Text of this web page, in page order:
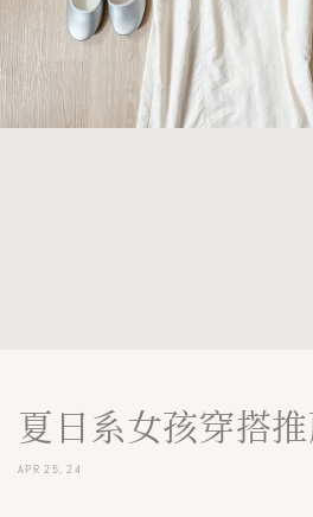
夏日系女孩穿搭
APR 25, 24